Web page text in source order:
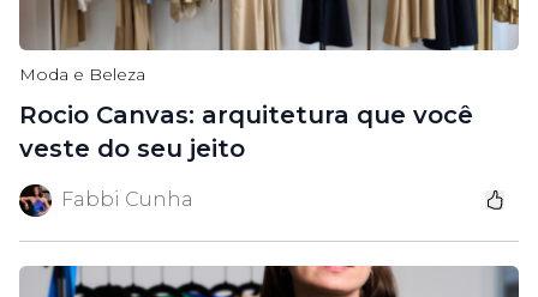
Moda e Beleza
Rocio Canvas: arquitetura que você
veste do seu jeito
Fabbi Cunha